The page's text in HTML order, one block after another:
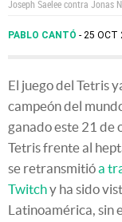
Joseph Saelee contra Jonas
PABLO CANTÓ 25 OCT
El juego del Tetris
campeón del
ganado este 21 de
Tetris frente al
se retransmitióa
Twitchy ha sido
Latinoamérica, sin